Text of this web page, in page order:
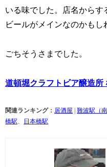
いる味でした。店名からす
ビールがメインなのかもし
ごちそうさまでした。
道頓堀クラフトビア醸造
関連ランキング： 居酒屋 |難波駅（南
橋駅、 日本橋駅